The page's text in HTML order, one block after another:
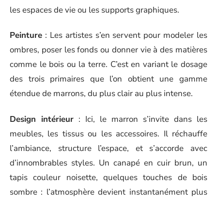
les espaces de vie ou les supports graphiques.
Peinture : Les artistes s’en servent pour modeler les
ombres, poser les fonds ou donner vie à des matières
comme le bois ou la terre. C’est en variant le dosage
des trois primaires que l’on obtient une gamme
étendue de marrons, du plus clair au plus intense.
Design intérieur : Ici, le marron s’invite dans les
meubles, les tissus ou les accessoires. Il réchauffe
l’ambiance, structure l’espace, et s’accorde avec
d’innombrables styles. Un canapé en cuir brun, un
tapis couleur noisette, quelques touches de bois
sombre : l’atmosphère devient instantanément plus